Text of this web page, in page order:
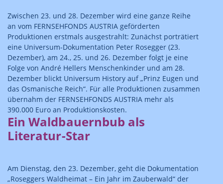
Zwischen 23. und 28. Dezember wird eine ganze Reihe
an vom FERNSEHFONDS AUSTRIA geförderten
Produktionen erstmals ausgestrahlt: Zunächst porträtiert
eine Universum-Dokumentation Peter Rosegger (23.
Dezember), am 24., 25. und 26. Dezember folgt je eine
Folge von André Hellers Menschenkinder und am 28.
Dezember blickt Universum History auf „Prinz Eugen und
das Osmanische Reich“. Für alle Produktionen zusammen
übernahm der FERNSEHFONDS AUSTRIA mehr als
390.000 Euro an Produktionskosten.
Ein Waldbauernbub als
Literatur-Star
Am Dienstag, den 23. Dezember, geht die Dokumentation
„Roseggers Waldheimat – Ein Jahr im Zauberwald“ der